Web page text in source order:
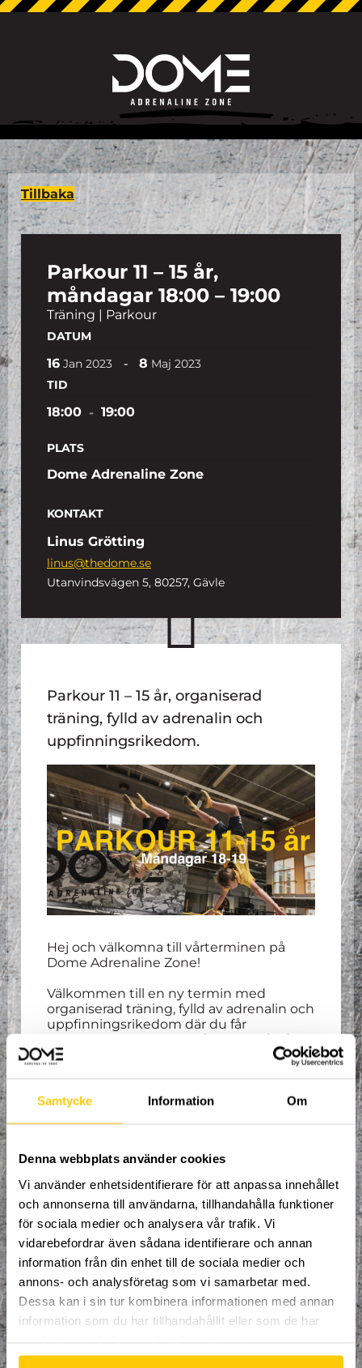
Samtycke Information Om
Denna webbplats använder cookies
Vi använder enhetsidentifierare för att anpassa innehållet
och annonserna till användarna, tillhandahålla funktioner
för sociala medier och analysera vår trafik. Vi
vidarebefordrar även sådana identifierare och annan
information från din enhet till de sociala medier och
annons- och analysföretag som vi samarbetar med.
Dessa kan i sin tur kombinera informationen med annan
information som du har tillhandahållit eller som de har
Tillbaka
Parkour 11 – 15 år,
måndagar 18:00 – 19:00
Träning | Parkour
DATUM
16 Jan 2023 - 8 Maj 2023
TID
18:00 - 19:00
PLATS
Dome Adrenaline Zone
KONTAKT
Linus Grötting
linus@thedome.se
Utanvindsvägen 5, 80257, Gävle
Parkour 11 – 15 år, organiserad
träning, fylld av adrenalin och
uppfinningsrikedom.
Hej och välkomna till vårterminen på
Dome Adrenaline Zone!
Välkommen till en ny termin med
organiserad träning, fylld av adrenalin och
uppfinningsrikedom där du får
nordens största extremsportsarena!
Våra erfarna coacher tar hand om dig och
riktning du brinner för.
Alla mellan 10 - 15 år är välkomna att
delta. Träning varje måndag 18:00-19:00.
Vårterminen pågår från 16:e januari vecka
3 till och med 8:e maj vecka 19. Totalt 15
träningstillfällen med uppehåll vecka 9
(27:e februari) för sportlov och v. 15(10:e
april) för påsklov.
OBS. Träningstillfället 1:a maj är flyttat till
tisdagen 2:a maj 18:00.